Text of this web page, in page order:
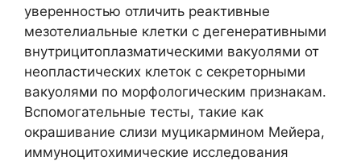
уверенностью отличить реактивные
мезотелиальные клетки с дегенеративными
внутрицитоплазматическими вакуолями от
неопластических клеток с секреторными
вакуолями по морфологическим признакам.
Вспомогательные тесты, такие как
окрашивание слизи муцикармином Мейера,
иммуноцитохимические исследования